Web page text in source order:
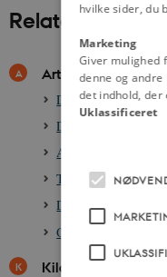
Relateret
Artikler
Danmark i FN,
De nye
Amerikanisering efter
Teenagere i
Danmark og
Opbruddet i det
Kilder
hvilke sider, du
Marketing
Giver mulighed
denne og
det indhold, der
Uklassificeret